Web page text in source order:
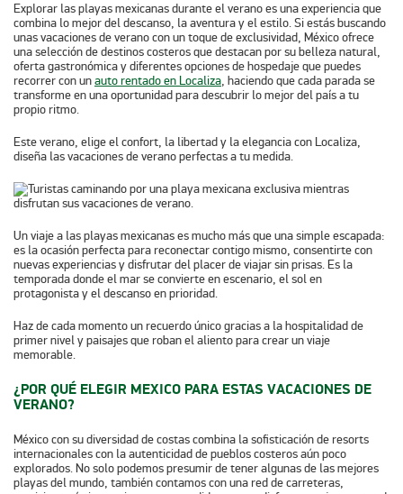
Explorar las playas mexicanas durante el verano es una experiencia que
combina lo mejor del descanso, la aventura y el estilo. Si estás buscando
unas vacaciones de verano con un toque de exclusividad, México ofrece
una selección de destinos costeros que destacan por su belleza natural,
oferta gastronómica y diferentes opciones de hospedaje que puedes
recorrer con unauto rentado en Localiza, haciendo que cada parada se
transforme en una oportunidad para descubrir lo mejor del país a tu
propio ritmo.
Este verano, elige el confort, la libertad y la elegancia con Localiza,
diseña las vacaciones de verano perfectas a tu medida.
Un viaje a las playas mexicanas es mucho más que una simple escapada:
es la ocasión perfecta para reconectar contigo mismo, consentirte con
nuevas experiencias y disfrutar del placer de viajar sin prisas. Es la
temporada donde el mar se convierte en escenario, el sol en
protagonista y el descanso en prioridad.
Haz de cada momento un recuerdo único gracias a la hospitalidad de
primer nivel y paisajes que roban el aliento para crear un viaje
memorable.
¿POR QUÉ ELEGIR MEXICO PARA ESTAS VACACIONES DE
VERANO?
México con su diversidad de costas combina la sofisticación de resorts
internacionales con la autenticidad de pueblos costeros aún poco
explorados. No solo podemos presumir de tener algunas de las mejores
playas del mundo, también contamos con una red de carreteras,